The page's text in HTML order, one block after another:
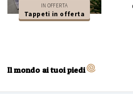
IN OFFERTA
Tappeti in offerta
Il mondo ai tuoi piedi